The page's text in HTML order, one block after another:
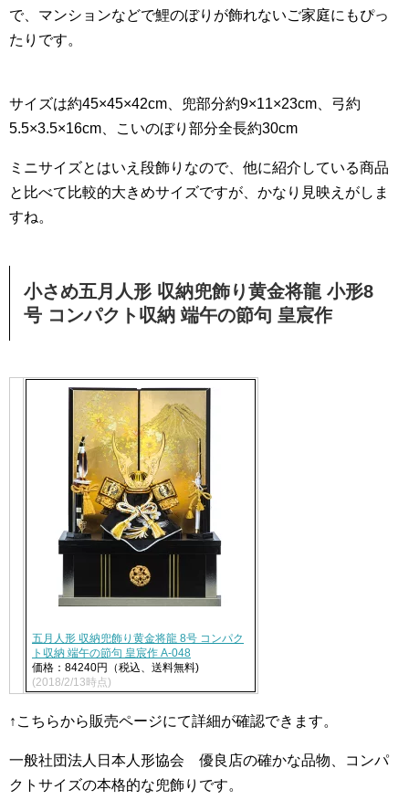
で、マンションなどで鯉のぼりが飾れないご家庭にもぴっ
たりです。
サイズは約45×45×42cm、兜部分約9×11×23cm、弓約
5.5×3.5×16cm、こいのぼり部分全長約30cm
ミニサイズとはいえ段飾りなので、他に紹介している商品
と比べて比較的大きめサイズですが、かなり見映えがしま
すね。
小さめ五月人形 収納兜飾り黄金将龍 小形8
号 コンパクト収納 端午の節句 皇宸作
五月人形 収納兜飾り黄金将龍 8号 コンパク
ト収納 端午の節句 皇宸作 A-048
価格：84240円（税込、送料無料)
(2018/2/13時点)
↑こちらから販売ページにて詳細が確認できます。
一般社団法人日本人形協会 優良店の確かな品物、コンパ
クトサイズの本格的な兜飾りです。